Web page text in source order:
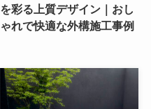
を彩る上質デザイン｜おし
ゃれで快適な外構施工事例